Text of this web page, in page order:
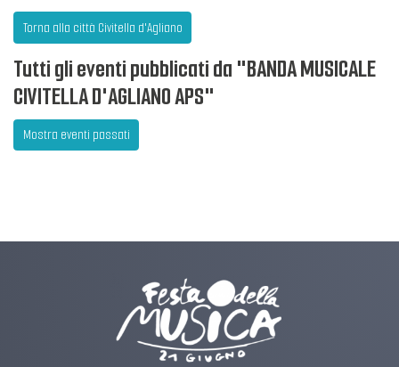
Torna alla città Civitella d'Agliano
Tutti gli eventi pubblicati da "BANDA MUSICALE
CIVITELLA D'AGLIANO APS"
Mostra eventi passati